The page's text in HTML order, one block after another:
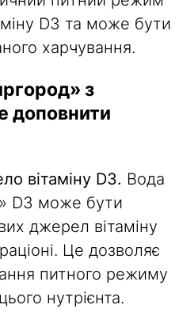
D3 та може бути
харчування.
з
доповнити
вітаміну D3. Вода
D3 може бути
джерел вітаміну
Це дозволяє
питного режиму
нутрієнта.